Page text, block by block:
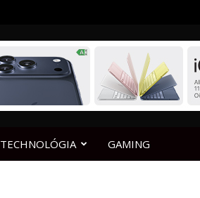
TECHNOLÓGIA GAMING